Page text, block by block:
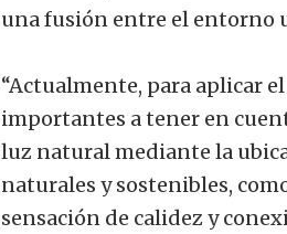
una fusión entre el entorno
“Actualmente, para aplicar
importantes a tener en
luz natural mediante la
naturales y sostenibles,
sensación de calidez y